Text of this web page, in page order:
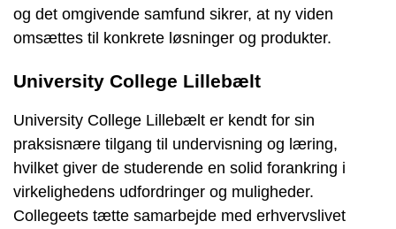
og det omgivende samfund sikrer, at ny viden
omsættes til konkrete løsninger og produkter.
University College Lillebælt
University College Lillebælt er kendt for sin
praksisnære tilgang til undervisning og læring,
hvilket giver de studerende en solid forankring i
virkelighedens udfordringer og muligheder.
Collegeets tætte samarbejde med erhvervslivet